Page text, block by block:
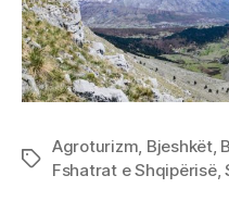
Tags
Agroturizm, Bjeshkët,
Fshatrat e Shqipërisë,